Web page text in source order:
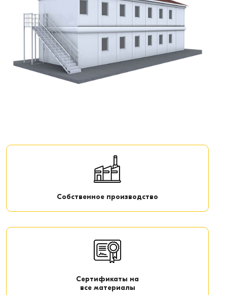
Собственное производство
Сертификаты на
все материалы